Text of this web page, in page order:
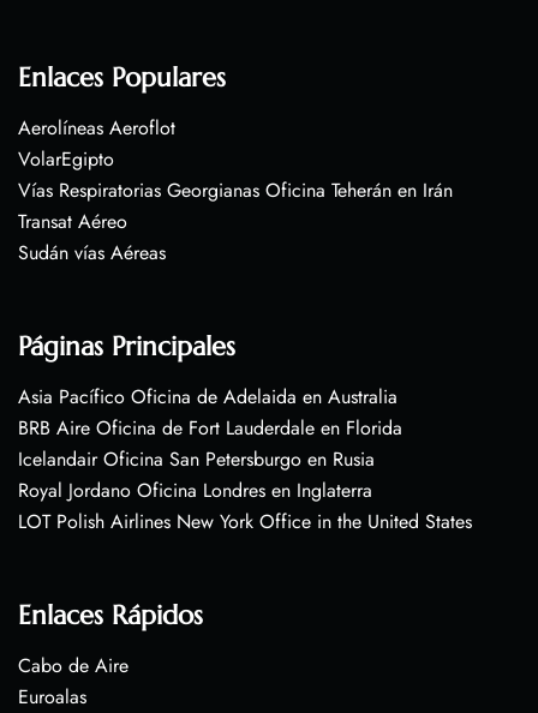
Enlaces Populares
Aerolíneas Aeroflot
VolarEgipto
Vías Respiratorias Georgianas Oficina Teherán en Irán
Transat Aéreo
Sudán vías Aéreas
Páginas Principales
Asia Pacífico Oficina de Adelaida en Australia
BRB Aire Oficina de Fort Lauderdale en Florida
Icelandair Oficina San Petersburgo en Rusia
Royal Jordano Oficina Londres en Inglaterra
LOT Polish Airlines New York Office in the United States
Enlaces Rápidos
Cabo de Aire
Euroalas